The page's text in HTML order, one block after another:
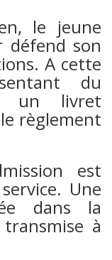
le jeune
défend son
A cette
du
un livret
règlement
est
Une
dans la
à